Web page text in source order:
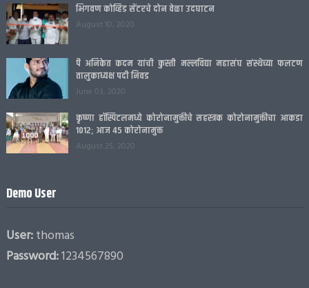
भिगवण कोव्हिड सेंटरचे दोन वेळा उदघाटन
August 10, 2020
पै अनिकेत कदम यांची कुस्ती मल्लविद्या महासंघ संस्थेच्या फलटण
तालुकाध्यक्ष पदी निवड
June 03, 2020
कृष्णा हॉस्पिटलमध्ये कोरोनामुक्तीचे सहस्त्रक कोरोनामुक्तीचा आकडा
1012; आज 45 कोरोनामुक्त
August 25, 2020
Demo User
User:thomas
Password:1234567890